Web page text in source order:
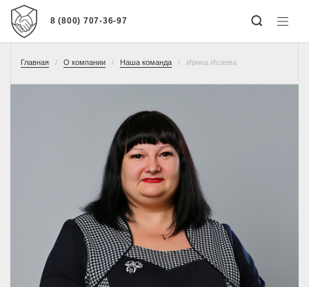
8 (800) 707-36-97
Главная О компании Наша команда Ирина Исаева